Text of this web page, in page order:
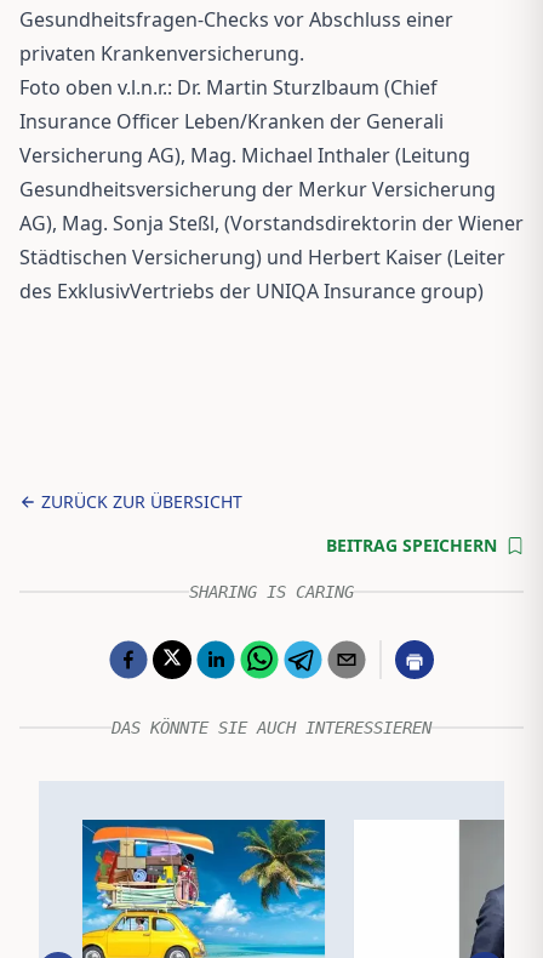
Gesundheitsfragen-Checks vor Abschluss einer
privaten Krankenversicherung.
Foto oben v.l.n.r.: Dr. Martin Sturzlbaum (Chief
Insurance Officer Leben/Kranken der Generali
Versicherung AG), Mag. Michael Inthaler (Leitung
Gesundheitsversicherung der Merkur Versicherung
AG), Mag. Sonja Steßl, (Vorstandsdirektorin der Wiener
Städtischen Versicherung) und Herbert Kaiser (Leiter
des ExklusivVertriebs der UNIQA Insurance group)
ZURÜCK ZUR ÜBERSICHT
BEITRAG SPEICHERN
SHARING IS CARING
DAS KÖNNTE SIE AUCH INTERESSIEREN